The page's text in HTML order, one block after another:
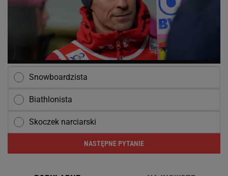
Snowboardzista
Biathlonista
Skoczek narciarski
NASTĘPNE PYTANIE